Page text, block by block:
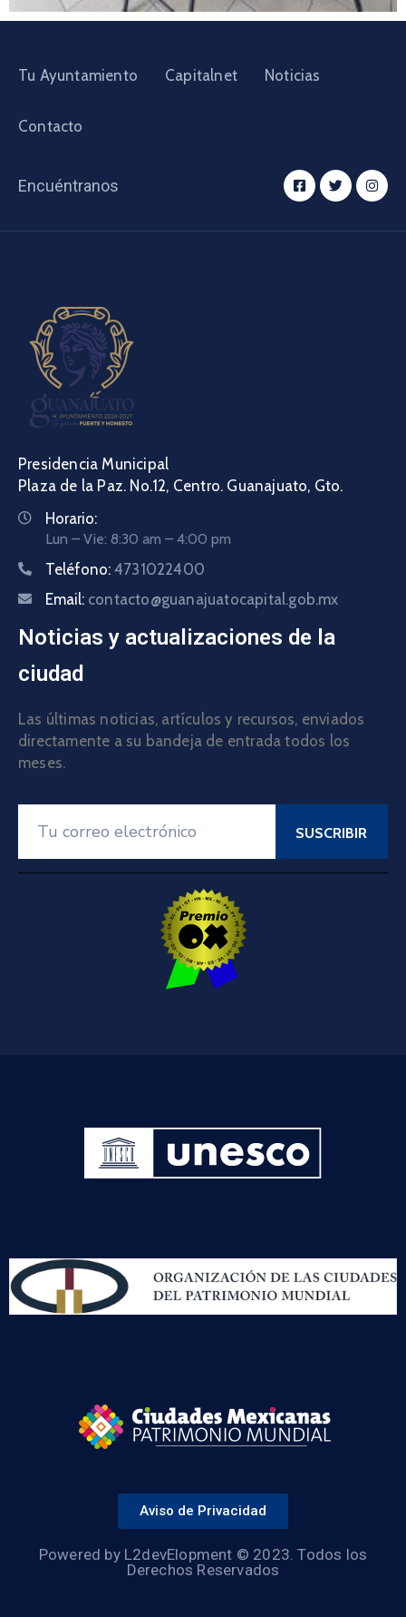
Tu Ayuntamiento Capitalnet Noticias
Contacto
Encuéntranos
Presidencia Municipal
Plaza de la Paz. No.12, Centro. Guanajuato, Gto.
Horario:
Lun – Vie: 8:30 am – 4:00 pm
Teléfono: 4731022400
Email: contacto@guanajuatocapital.gob.mx
Noticias y actualizaciones de la
ciudad
Las últimas noticias, artículos y recursos, enviados
directamente a su bandeja de entrada todos los
meses.
Aviso de Privacidad
Powered by L2devElopment © 2023. Todos los
Derechos Reservados